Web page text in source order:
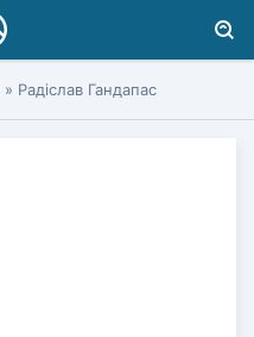
» Радіслав Гандапас